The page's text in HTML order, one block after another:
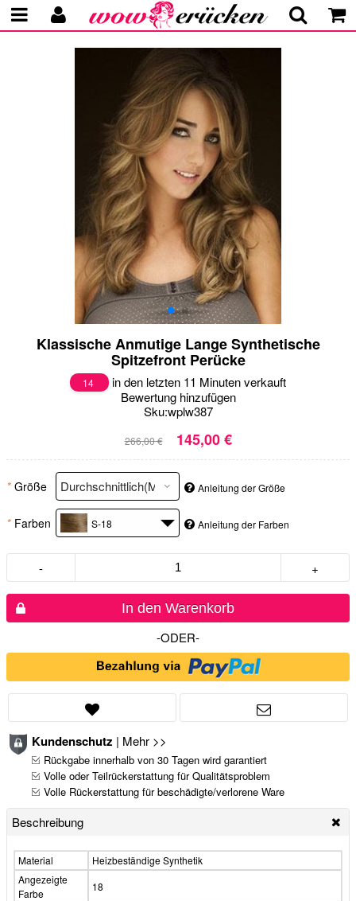
Klassische Anmutige Lange Synthetische
Spitzefront Perücke
14
in den letzten 11 Minuten verkauft
Bewertung hinzufügen
Sku:wplw387
266,00 € 145,00 €
* Größe Anleitung der Größe
* Farben S-18 Anleitung der Farben
- +
In den Warenkorb
-ODER-
Kundenschutz | Mehr >>
Rückgabe innerhalb von 30 Tagen wird garantiert
Volle oder Teilrückerstattung für Qualitätsproblem
Volle Rückerstattung für beschädigte/verlorene Ware
Beschreibung
Material
Heizbeständige Synthetik
Angezeigte
Farbe
18